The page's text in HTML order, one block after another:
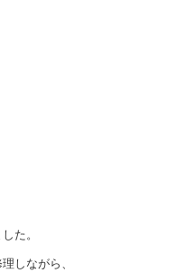
た。
しながら、